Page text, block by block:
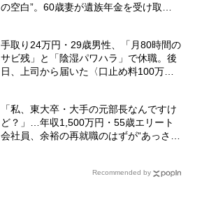
の空白”。60歳妻が遺族年金を受け取れ
手取り24万円・29歳男性、「月80時間の
サビ残」と「陰湿パワハラ」で休職。後
日、上司から届いた〈口止め料100万
「私、東大卒・大手の元部長なんですけ
ど？」…年収1,500万円・55歳エリート
会社員、余裕の再就職のはずが“あっさり
Recommended by